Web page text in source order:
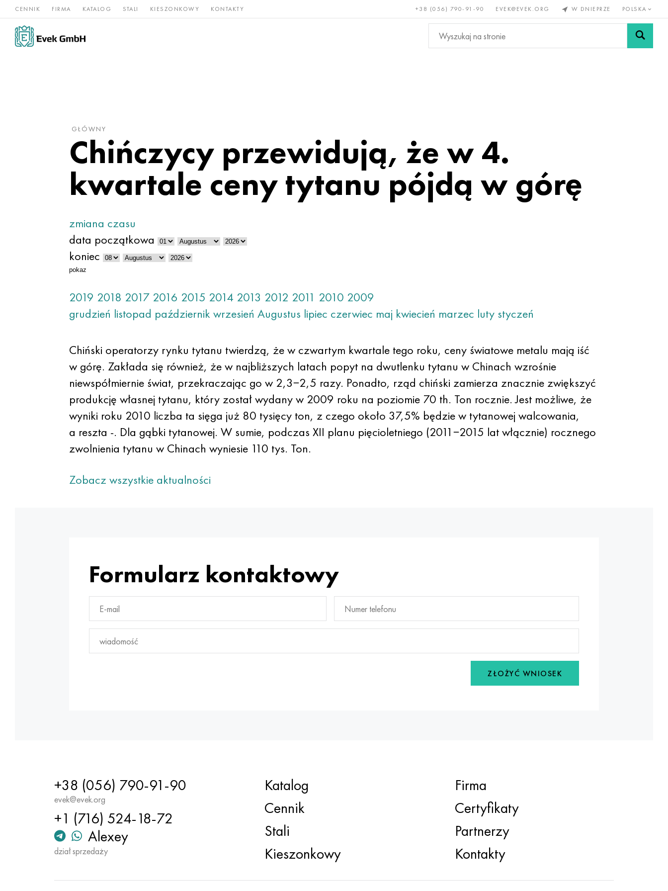
CENNIK FIRMA KATALOG STALI KIESZONKOWY KONTAKTY +38 (056) 790-91-90 EVEK@EVEK.ORG W DNIEPRZE POLSKA
Stopy
niklu
Stal Rzadkie i Brąz, miedź, Metale
nieżelazne
Stali Siatki i
GŁÓWNY
Chińczycy przewidują, że w 4.
kwartale ceny tytanu pójdą w górę
zmiana czasu
data początkowa
koniec
pokaz
2019 2018 2017 2016 2015 2014 2013 2012 2011 2010 2009
grudzień listopad październikwrzesień Augustus lipiec czerwiec maj kwiecień marzec luty styczeń
Chiński operatorzy rynku tytanu twierdzą, że w czwartym kwartale tego roku, ceny światowe metalu mają iść
w górę. Zakłada się również, że w najbliższych latach popyt na dwutlenku tytanu w Chinach wzrośnie
niewspółmiernie świat, przekraczając go w 2,3−2,5 razy. Ponadto, rząd chiński zamierza znacznie zwiększyć
produkcję własnej tytanu, który został wydany w 2009 roku na poziomie 70 th. Ton rocznie. Jest możliwe, że
wyniki roku 2010 liczba ta sięga już 80 tysięcy ton, z czego około 37,5% będzie w tytanowej walcowania,
a reszta -. Dla gąbki tytanowej. W sumie, podczas XII planu pięcioletniego (2011−2015 lat włącznie) rocznego
zwolnienia tytanu w Chinach wyniesie 110 tys. Ton.
Zobacz wszystkie aktualności
Formularz kontaktowy
ZŁOŻYĆ WNIOSEK
+38 (056) 790-91-90
evek@evek.org
+1 (716) 524-18-72
Alexey
dział sprzedaży
Katalog
Cennik
Stali
Kieszonkowy
Firma
Certyfikaty
Partnerzy
Kontakty